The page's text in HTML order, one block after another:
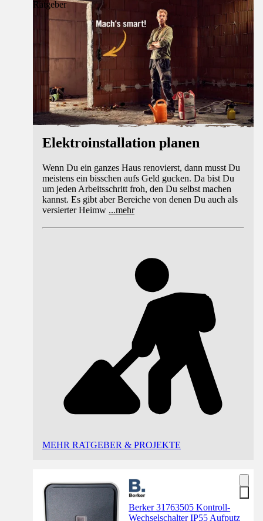
Ratgeber
Elektroinstallation planen
Wenn Du ein ganzes Haus renovierst, dann musst Du
meistens ein bisschen aufs Geld gucken. Da bist Du
um jeden Arbeitsschritt froh, den Du selbst machen
kannst. Es gibt aber Bereiche von denen Du auch als
versierter Heimw ...mehr
MEHR RATGEBER & PROJEKTE
Berker 31763505 Kontroll-
Wechselschalter IP55 Aufputz